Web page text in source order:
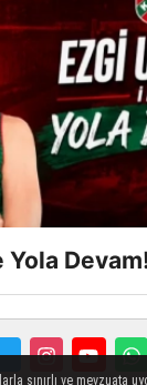
Yola
sınırlı ve mevzuata